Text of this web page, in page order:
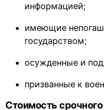
информацией;
имеющие
государством;
осужденные и
призванные к
Стоимость